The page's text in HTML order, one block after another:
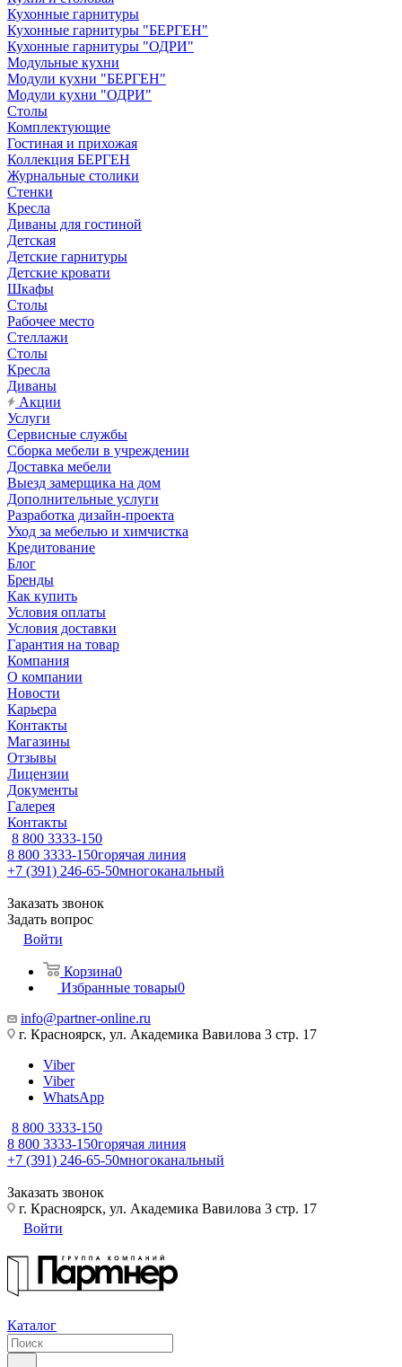
Кухонные гарнитуры
Кухонные гарнитуры "БЕРГЕН"
Кухонные гарнитуры "ОДРИ"
Модульные кухни
Модули кухни "БЕРГЕН"
Модули кухни "ОДРИ"
Столы
Комплектующие
Гостиная и прихожая
Коллекция БЕРГЕН
Журнальные столики
Стенки
Кресла
Диваны для гостиной
Детская
Детские гарнитуры
Детские кровати
Шкафы
Столы
Рабочее место
Стеллажи
Столы
Кресла
Диваны
Акции
Услуги
Сервисные службы
Сборка мебели в учреждении
Доставка мебели
Выезд замерщика на дом
Дополнительные услуги
Разработка дизайн-проекта
Уход за мебелью и химчистка
Кредитование
Блог
Бренды
Как купить
Условия оплаты
Условия доставки
Гарантия на товар
Компания
О компании
Новости
Карьера
Контакты
Магазины
Отзывы
Лицензии
Документы
Галерея
Контакты
8 800 3333-150
8 800 3333-150горячая линия
+7 (391) 246-65-50многоканальный
Заказать звонок
Задать вопрос
Войти
Корзина0
Избранные товары0
info@partner-online.ru
г. Красноярск, ул. Академика Вавилова 3 стр. 17
Viber
Viber
WhatsApp
8 800 3333-150
8 800 3333-150горячая линия
+7 (391) 246-65-50многоканальный
Заказать звонок
г. Красноярск, ул. Академика Вавилова 3 стр. 17
Войти
Каталог